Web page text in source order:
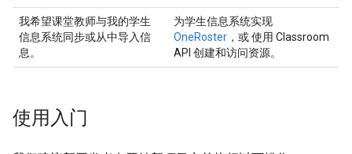
我希望课堂教师与我的学生
信息系统同步或从中导入信
息。
为学生信息系统实现
OneRoster ，或 使用 Classroom
API 创建和访问资源。
使用入门